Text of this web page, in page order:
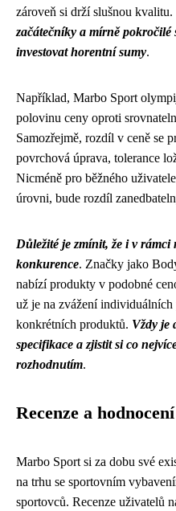
zároveň si drží slušnou kvalitu.
začátečníky a mírně
investovat horentní sumy.
Například, Marbo Sport
polovinu ceny oproti
Samozřejmě, rozdíl v ceně se
povrchová úprava, tolerance
Nicméně pro běžného
úrovni, bude rozdíl
Důležité je zmínit, že i v rámci
konkurence. Značky jako
nabízí produkty v podobné
už je na zvážení
konkrétních produktů. Vždy je
specifikace a zjistit si co
rozhodnutím.
Recenze a
Marbo Sport si za dobu své
na trhu se sportovním
sportovců. Recenze uživatelů